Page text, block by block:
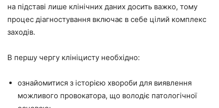
на підставі лише клінічних даних досить важко, тому
процес діагностування включає в себе цілий комплекс
заходів.
В першу чергу клініцисту необхідно:
ознайомитися з історією хвороби для виявлення
можливого провокатора, що володіє патологічної